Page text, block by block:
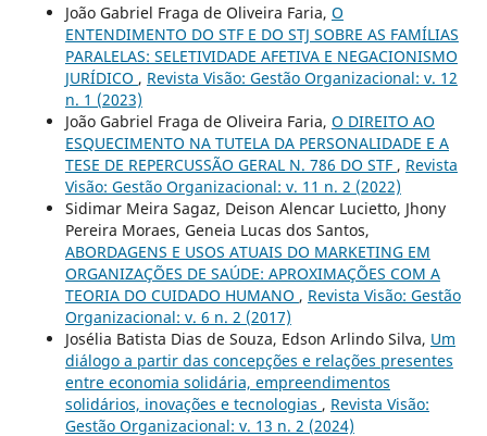
João Gabriel Fraga de Oliveira Faria, O
ENTENDIMENTO DO STF E DO STJ SOBRE AS FAMÍLIAS
PARALELAS: SELETIVIDADE AFETIVA E NEGACIONISMO
JURÍDICO , Revista Visão: Gestão Organizacional: v. 12
n. 1 (2023)
João Gabriel Fraga de Oliveira Faria, O DIREITO AO
ESQUECIMENTO NA TUTELA DA PERSONALIDADE E A
TESE DE REPERCUSSÃO GERAL N. 786 DO STF , Revista
Visão: Gestão Organizacional: v. 11 n. 2 (2022)
Sidimar Meira Sagaz, Deison Alencar Lucietto, Jhony
Pereira Moraes, Geneia Lucas dos Santos,
ABORDAGENS E USOS ATUAIS DO MARKETING EM
ORGANIZAÇÕES DE SAÚDE: APROXIMAÇÕES COM A
TEORIA DO CUIDADO HUMANO , Revista Visão: Gestão
Organizacional: v. 6 n. 2 (2017)
Josélia Batista Dias de Souza, Edson Arlindo Silva, Um
diálogo a partir das concepções e relações presentes
entre economia solidária, empreendimentos
solidários, inovações e tecnologias , Revista Visão:
Gestão Organizacional: v. 13 n. 2 (2024)